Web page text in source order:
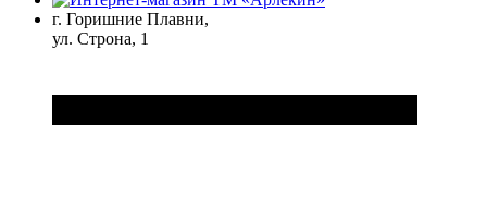
г. Горишние Плавни,
ул. Строна, 1